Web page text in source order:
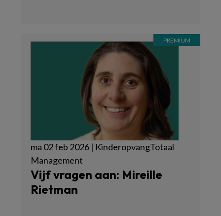
ma 02 feb 2026 | KinderopvangTotaal
Management
Vijf vragen aan: Mireille
Rietman